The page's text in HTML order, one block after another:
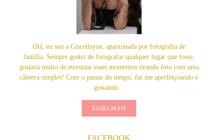
Olá, eu sou a Giscellayne, apaixonada por fotografia de
família. Sempre gostei de fotografar qualquer lugar que fosse,
gostava muito de eternizar esses momentos tirando foto com uma
câmera simples! Com o passar do tempo, fui me aperfeiçoando e
gostando...
SAIBA MAIS
FACEBOOK